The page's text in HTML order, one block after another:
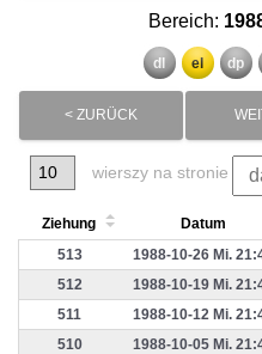
Bereich:
dl el dp
< ZURÜCK
wierszy na stronie
Ziehung
Datum
513
1988-10-26 Mi.
512
1988-10-19 Mi.
511
1988-10-12 Mi.
510
1988-10-05 Mi.